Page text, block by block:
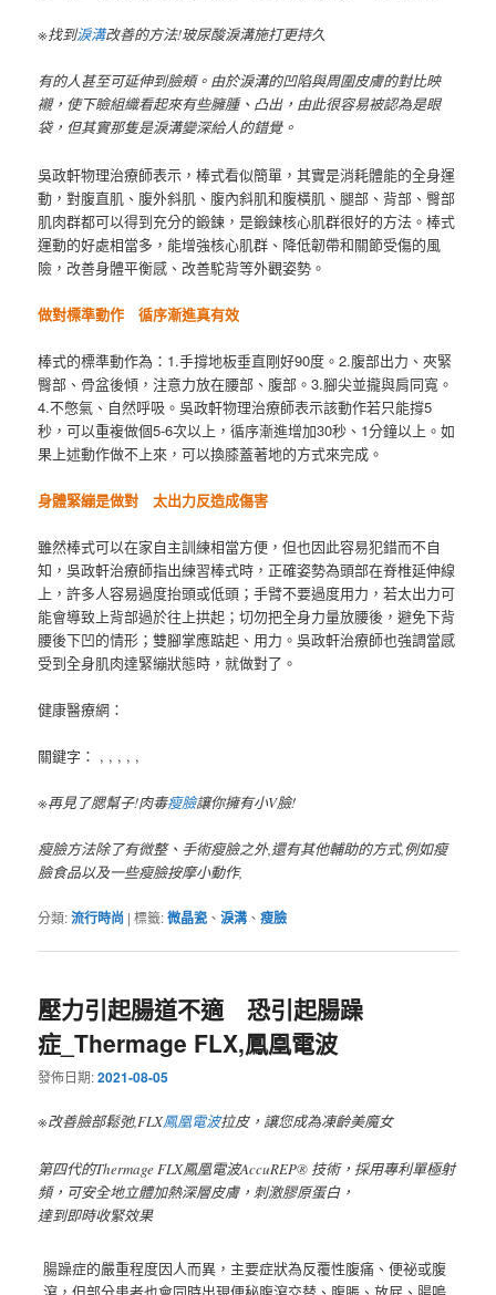
※找到淚溝改善的方法!玻尿酸淚溝施打更持久
有的人甚至可延伸到臉頰。由於淚溝的凹陷與周圍皮膚的對比映
襯，使下瞼組織看起來有些臃腫、凸出，由此很容易被認為是眼
袋，但其實那隻是淚溝變深給人的錯覺。
吳政軒物理治療師表示，棒式看似簡單，其實是消耗體能的全身運
動，對腹直肌、腹外斜肌、腹內斜肌和腹橫肌、腿部、背部、臀部
肌肉群都可以得到充分的鍛鍊，是鍛鍊核心肌群很好的方法。棒式
運動的好處相當多，能增強核心肌群、降低韌帶和關節受傷的風
險，改善身體平衡感、改善駝背等外觀姿勢。
做對標準動作循序漸進真有效
棒式的標準動作為：1.手撐地板垂直剛好90度。2.腹部出力、夾緊
臀部、骨盆後傾，注意力放在腰部、腹部。3.腳尖並攏與肩同寬。
4.不憋氣、自然呼吸。吳政軒物理治療師表示該動作若只能撐5
秒，可以重複做個5-6次以上，循序漸進增加30秒、1分鐘以上。如
果上述動作做不上來，可以換膝蓋著地的方式來完成。
身體緊繃是做對太出力反造成傷害
雖然棒式可以在家自主訓練相當方便，但也因此容易犯錯而不自
知，吳政軒治療師指出練習棒式時，正確姿勢為頭部在脊椎延伸線
上，許多人容易過度抬頭或低頭；手臂不要過度用力，若太出力可
能會導致上背部過於往上拱起；切勿把全身力量放腰後，避免下背
腰後下凹的情形；雙腳掌應踮起、用力。吳政軒治療師也強調當感
受到全身肌肉達緊繃狀態時，就做對了。
健康醫療網：
關鍵字： , , , , ,
※再見了腮幫子!肉毒瘦臉讓你擁有小V臉!
瘦臉方法除了有微整、手術瘦臉之外,還有其他輔助的方式,例如瘦
臉食品以及一些瘦臉按摩小動作,
分類:流行時尚 |標籤:微晶瓷 、淚溝 、瘦臉
壓力引起腸道不適 恐引起腸躁
症_Thermage FLX,鳳凰電波
發佈日期:2021-08-05
※改善臉部鬆弛,FLX鳳凰電波拉皮，讓您成為凍齡美魔女
第四代的Thermage FLX鳳凰電波AccuREP® 技術，採用專利單極射
頻，可安全地立體加熱深層皮膚，刺激膠原蛋白，
達到即時收緊效果
腸躁症的嚴重程度因人而異，主要症狀為反覆性腹痛、便祕或腹
瀉，但部分患者也會同時出現便秘腹瀉交替、腹脹、放屁、腸鳴